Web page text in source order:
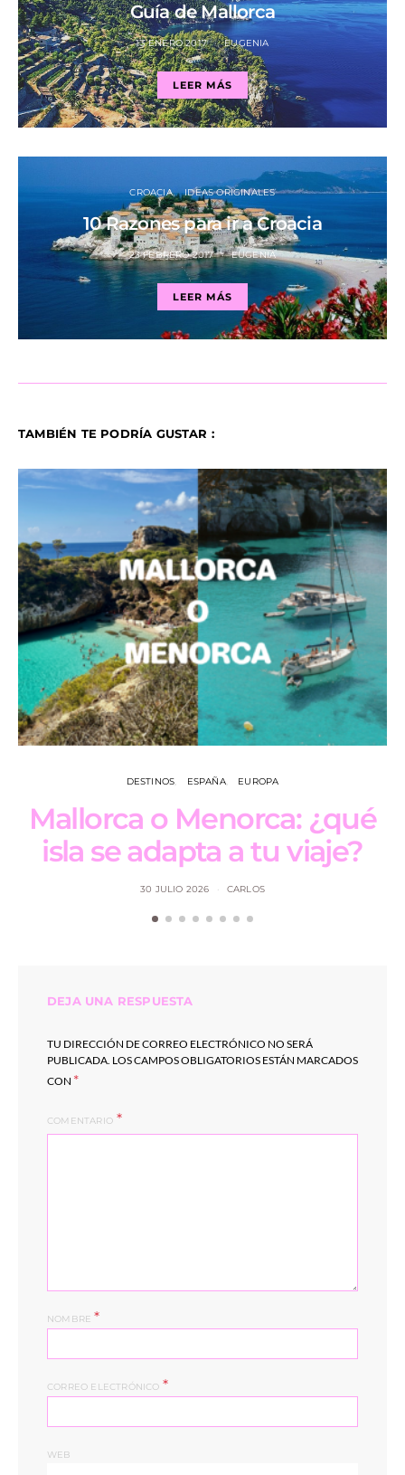
Guía de Mallorca
13 ENERO 2017 EUGENIA
LEER MÁS
CROACIA IDEAS ORIGINALES
10 Razones para ir a Croacia
23 FEBRERO 2017 EUGENIA
LEER MÁS
TAMBIÉN TE PODRÍA GUSTAR :
DESTINOS ESPAÑA EUROPA
Mallorca o Menorca: ¿qué
isla se adapta a tu viaje?
30 JULIO 2026 CARLOS
DEJA UNA RESPUESTA
TU DIRECCIÓN DE CORREO ELECTRÓNICO NO SERÁ
PUBLICADA. LOS CAMPOS OBLIGATORIOS ESTÁN MARCADOS
CON *
COMENTARIO
NOMBRE*
CORREO ELECTRÓNICO *
WEB